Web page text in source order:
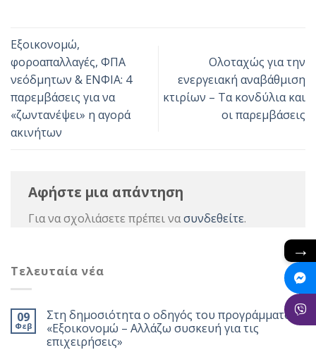
Εξοικονομώ,
φοροαπαλλαγές, ΦΠΑ
νεόδμητων & ΕΝΦΙΑ: 4
παρεμβάσεις για να
«ζωντανέψει» η αγορά
ακινήτων
Ολοταχώς για την
ενεργειακή αναβάθμιση
κτιρίων – Τα κονδύλια και
οι παρεμβάσεις
Αφήστε μια απάντηση
Για να σχολιάσετε πρέπει νασυνδεθείτε.
Τελευταία νέα
09
Φεβ
Στη δημοσιότητα ο οδηγός του προγράμματος
«Εξοικονομώ – Αλλάζω συσκευή για τις
επιχειρήσεις»
→